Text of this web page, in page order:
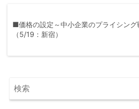
■価格の設定～中小企業のプライシング
（5/19：新宿）